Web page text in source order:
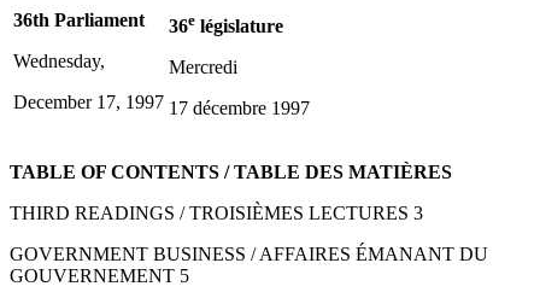
36th Parliament
Wednesday,
December 17, 1997
36e législature
Mercredi
17 décembre 1997
TABLE OF CONTENTS / TABLE DES MATIÈRES
THIRD READINGS / TROISIÈMES LECTURES 3
GOVERNMENT BUSINESS / AFFAIRES ÉMANANT DU
GOUVERNEMENT 5